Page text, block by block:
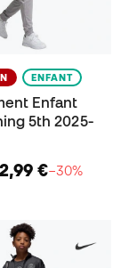
ENFANT
Enfant
5th 2025-
€−30%